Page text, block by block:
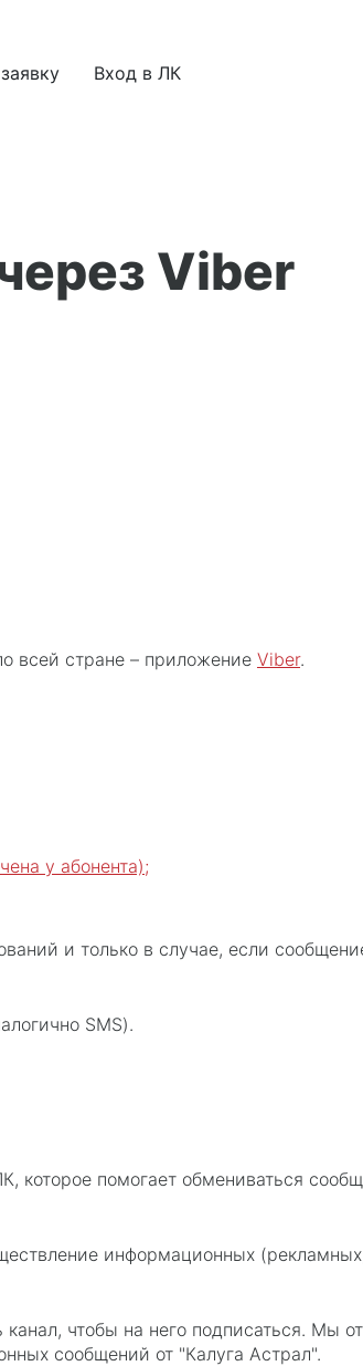
Вход в ЛК
Viber
всей стране – приложение Viber.
у абонента);
и только в случае, если
SMS).
помогает обмениваться
информационных
чтобы на него подписаться. Мы
сообщений от "Калуга Астрал".